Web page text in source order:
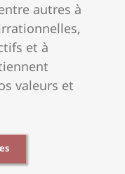
autres à
et à
valeurs et